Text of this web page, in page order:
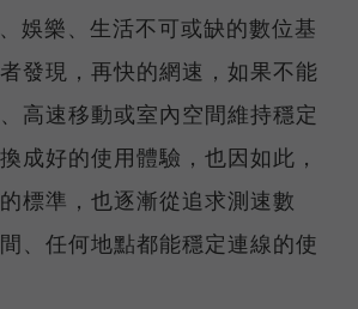
娛樂、生活不可或缺的數位基
發現，再快的網速，如果不能
高速移動或室內空間維持穩定
成好的使用體驗，也因如此，
標準，也逐漸從追求測速數
、任何地點都能穩定連線的使